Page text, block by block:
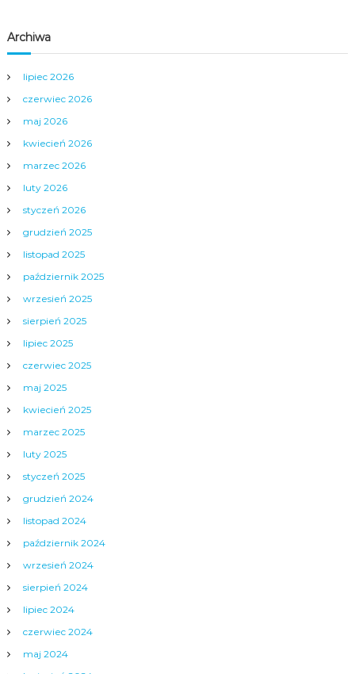
u
Archiwa
lipiec 2026
czerwiec 2026
maj 2026
kwiecień 2026
marzec 2026
luty 2026
styczeń 2026
grudzień 2025
listopad 2025
październik 2025
wrzesień 2025
sierpień 2025
lipiec 2025
czerwiec 2025
maj 2025
kwiecień 2025
marzec 2025
luty 2025
styczeń 2025
grudzień 2024
listopad 2024
październik 2024
wrzesień 2024
sierpień 2024
lipiec 2024
czerwiec 2024
maj 2024